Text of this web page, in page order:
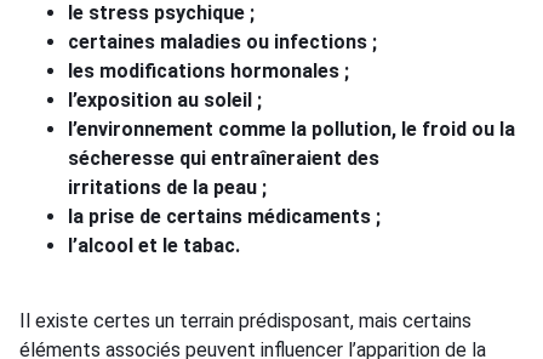
le stress psychique ;
certaines maladies ou infections ;
les modifications hormonales ;
l’exposition au soleil ;
l’environnement comme la pollution, le froid ou la
sécheresse qui entraîneraient des
irritations de la peau ;
la prise de certains médicaments ;
l’alcool et le tabac.
Il existe certes un terrain prédisposant, mais certains
éléments associés peuvent influencer l’apparition de la